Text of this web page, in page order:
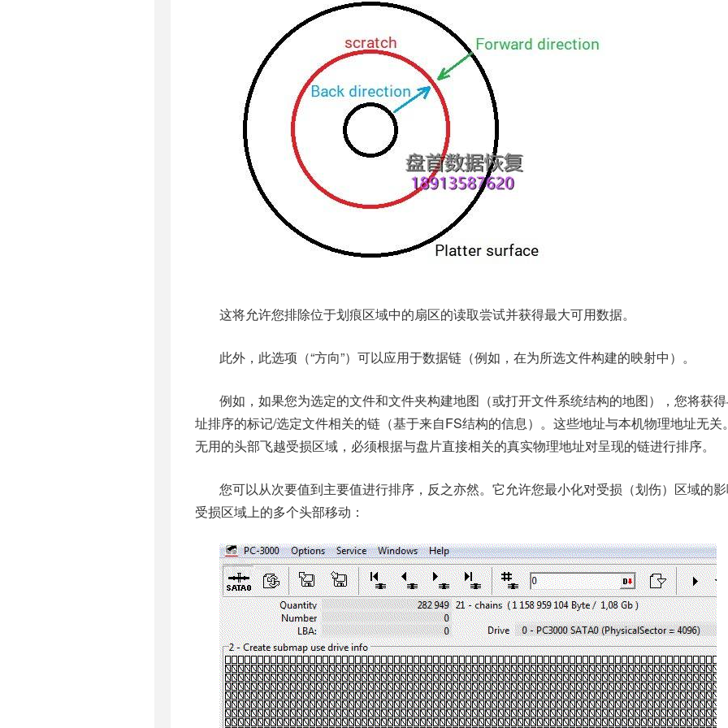
这将允许您排除位于划痕区域中的扇区的读取尝试并获得最大可用数据。
此外，此选项（“方向”）可以应用于数据链（例如，在为所选文件构建的映射中）。
例如，如果您为选定的文件和文件夹构建地图（或打开文件系统结构的地图），您将获
址排序的标记/选定文件相关的链（基于来自FS结构的信息）。这些地址与本机物理地址无关
无用的头部飞越受损区域，必须根据与盘片直接相关的真实物理地址对呈现的链进行排序。
您可以从次要值到主要值进行排序，反之亦然。它允许您最小化对受损（划伤）区域的
受损区域上的多个头部移动：